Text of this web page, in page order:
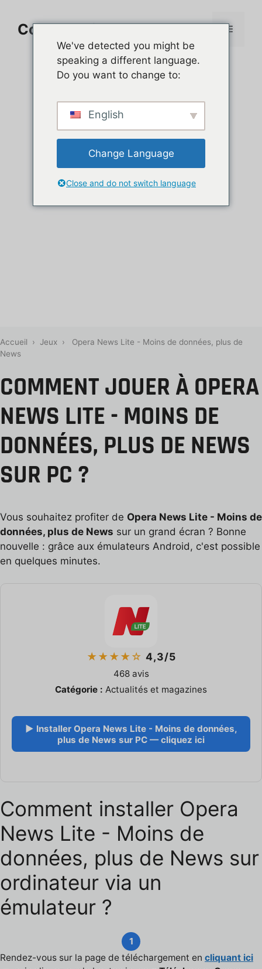
contenuComment jouer sur PC Menu
Accueil › Jeux ›
Opera News Lite - Moins de données, plus de
News
COMMENT JOUER À OPERA
NEWS LITE - MOINS DE
DONNÉES, PLUS DE NEWS
SUR PC ?
Vous souhaitez profiter de Opera News Lite - Moins de
données, plus de News sur un grand écran ? Bonne
nouvelle : grâce aux émulateurs Android, c'est possible
en quelques minutes.
★★★★☆ 4,3/5
468 avis
Catégorie : Actualités et magazines
▶ Installer Opera News Lite - Moins de données,
plus de News sur PC — cliquez ici
Comment installer Opera
News Lite - Moins de
données, plus de News sur
ordinateur via un
émulateur ?
1
Rendez-vous sur la page de téléchargement en cliquant ici
We've detected you might be
speaking a different language.
Do you want to change to:
English
Change Language
Close and do not switch language